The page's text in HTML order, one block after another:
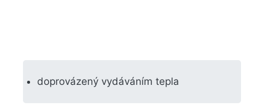
doprovázený vydáváním tepla